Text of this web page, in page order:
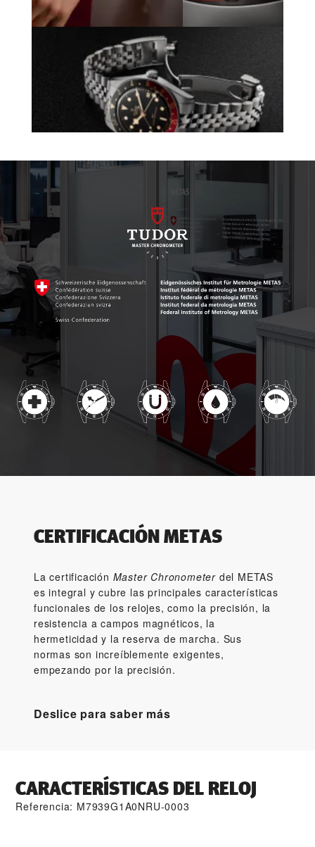
CERTIFICACIÓN METAS
La certificación Master Chronometer del METAS
es integral y cubre las principales características
funcionales de los relojes, como la precisión, la
resistencia a campos magnéticos, la
hermeticidad y la reserva de marcha. Sus
normas son increíblemente exigentes,
empezando por la precisión.
Deslice para saber más
CARACTERÍSTICAS DEL RELOJ
Referencia: M7939G1A0NRU-0003